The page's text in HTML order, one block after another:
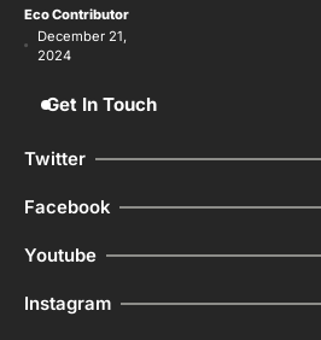
Eco Contributor
December 21,
2024
Get In Touch
Twitter
Facebook
Youtube
Instagram